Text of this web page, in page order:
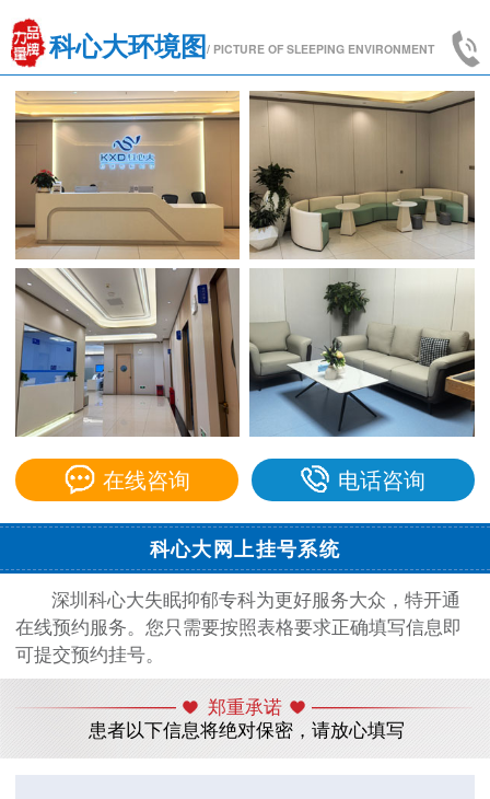
科心大环境图/ PICTURE OF SLEEPING ENVIRONMENT
在线咨询 电话咨询
科心大网上挂号系统
深圳科心大失眠抑郁专科为更好服务大众，特开通
在线预约服务。您只需要按照表格要求正确填写信息即
可提交预约挂号。
郑重承诺
患者以下信息将绝对保密，请放心填写